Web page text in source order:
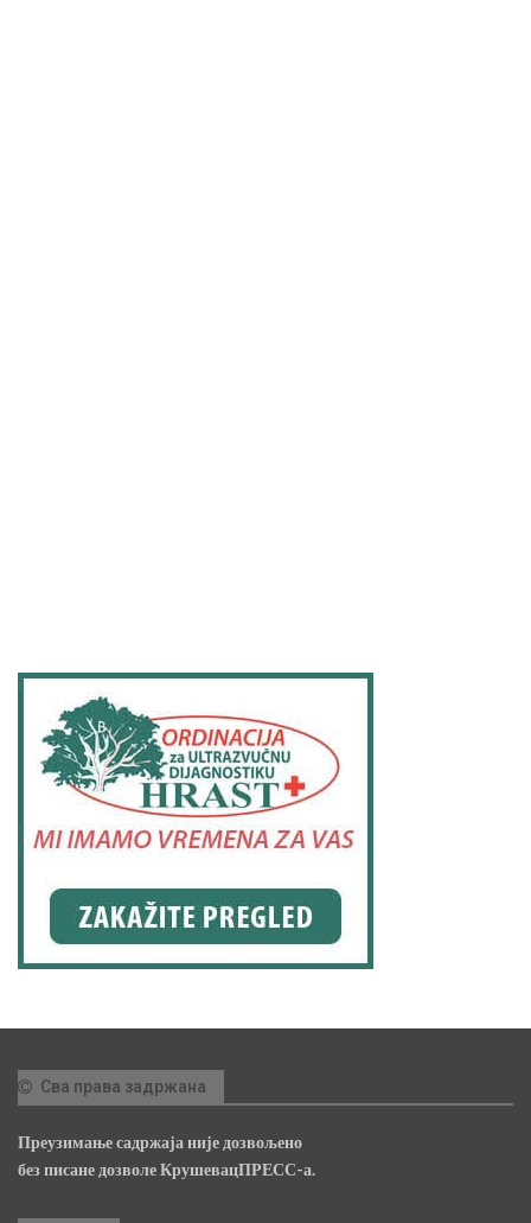
Сва права задржана
Преузимање садржаја није дозвољено
без писане дозволе КрушевацПРЕСС-а.